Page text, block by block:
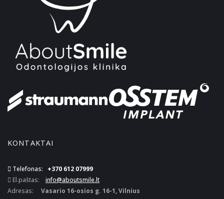
KONTAKTAI
Telefonas: +370 612 07999
El.paštas: info@aboutsmile.lt
Adresas: Vasario 16-osios g. 16-1, Vilnius